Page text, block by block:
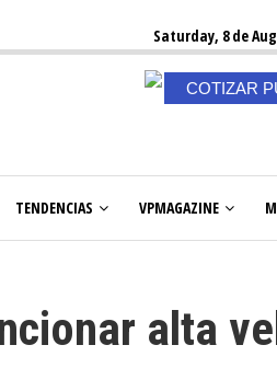
Saturday, 8 de
COTIZAR
TENDENCIAS VPMAGAZINE
alta